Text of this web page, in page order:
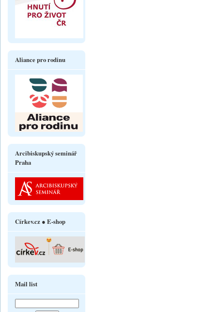
Aliance pro rodinu
Arcibiskupský seminář
Praha
Církev.cz ● E-shop
Mail list